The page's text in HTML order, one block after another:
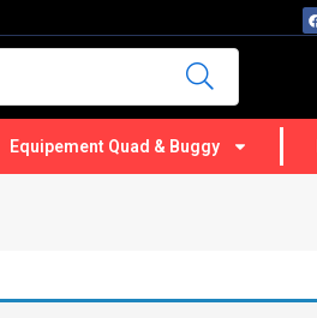
Equipement Quad & Buggy